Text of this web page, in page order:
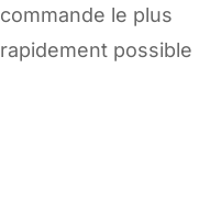
commande le plus
rapidement possible